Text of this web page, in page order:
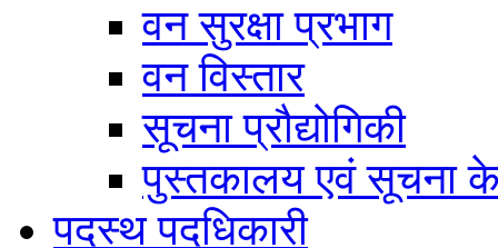
वन सुरक्षा प्रभाग
वन विस्तार
सूचना प्रौद्योगिकी
पुस्तकालय एवं सूचना
पदस्थ पदधिकारी